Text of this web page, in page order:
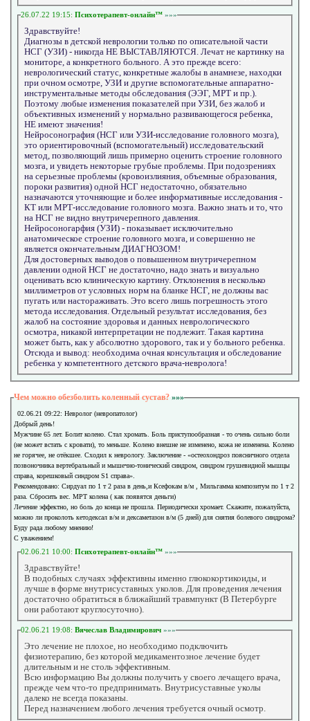
26.07.22 19:15: Психотерапевт-онлайн™ »»»
Здравствуйте!
Диагнозы в детской неврологии только по описательной части
НСГ (УЗИ) - никогда НЕ ВЫСТАВЛЯЮТСЯ. Лечат не картинку на
мониторе, а конкретного больного. А это прежде всего:
неврологический статус, конкретные жалобы в анамнезе, находки
при очном осмотре, УЗИ и другие вспомогательные аппаратно-
инструментальные методы обследования (ЭЭГ, МРТ и пр.).
Поэтому любые изменения показателей при УЗИ, без жалоб и
объективных изменений у нормально развивающегося ребенка,
НЕ имеют значения!
Нейросонография (НСГ или УЗИ-исследование головного мозга),
это ориентировочный (вспомогательный) исследовательский
метод, позволяющий лишь примерно оценить строение головного
мозга, и увидеть некоторые грубые проблемы. При подозрениях
на серьезные проблемы (кровоизлияния, объемные образования,
пороки развития) одной НСГ недостаточно, обязательно
назначаются уточняющие и более информативные исследования -
КТ или МРТ-исследование головного мозга. Важно знать и то, что
на НСГ не видно внутричерепного давления.
Нейросоногарфия (УЗИ) - показывает исключительно
анатомическое строение головного мозга, и совершенно не
является окончательным ДИАГНОЗОМ!
Для достоверных выводов о повышенном внутричерепном
давлении одной НСГ не достаточно, надо знать и визуально
оценивать всю клиническую картину. Отклонения в несколько
миллиметров от условных норм на бланке НСГ, не должны вас
пугать или настораживать. Это всего лишь погрешность этого
метода исследования. Отдельный результат исследования, без
жалоб на состояние здоровья и данных неврологического
осмотра, никакой интерпретации не подлежит. Такая картина
может быть, как у абсолютно здорового, так и у больного ребенка.
Отсюда и вывод: необходима очная консультация и обследование
ребенка у компетентного детского врача-невролога!
Чем можно обезболить коленный сустав? »»»
02.06.21 09:22: Невролог (невропатолог)
Добрый день!
Мужчине 65 лет. Болит колено. Стал хромать. Боль приступообразная - то очень сильно боли
(не может встать с кровати), то меньше. Колено внешне не изменено, кожа не изменена. Колено
не горячее, не отёкшее. Сходил к неврологу. Заключение - «остеохондроз поясничного отдела
позвоночника вертебральный и мышечно-тонический синдром, синдром грушевидной мышцы
справа, корешковый синдром S1 справа».
Рекомендовано: Сирдуал по 1 т 2 раза в день,и Ксефокам в/м , Мильгамма композитум по 1 т 2
раза. Сбросить вес. МРТ колена ( как появятся деньги)
Лечение эффектно, но боль до конца не прошла. Периодически хромает. Скажите, пожалуйста,
можно ли проколоть кетодексал в/м и дексаметазон в/м (5 дней) для снятия болевого синдрома?
Буду рада любому мнению!
С уважением!
02.06.21 10:00: Психотерапевт-онлайн™ »»»
Здравствуйте!
В подобных случаях эффективны именно глюкокортикоиды, и
лучше в форме внутрисуставных уколов. Для проведения лечения
достаточно обратиться в ближайший травмпункт (В Петербурге
они работают круглосуточно).
02.06.21 19:08: Вячеслав Владимирович »»»
Это лечение не плохое, но необходимо подключить
физиотерапию, без которой медикаментозное лечение будет
длительным и не столь эффективным.
Всю информацию Вы должны получить у своего лечащего врача,
прежде чем что-то предпринимать. Внутрисуставные уколы
далеко не всегда показаны.
Перед назначением любого лечения требуется очный осмотр.